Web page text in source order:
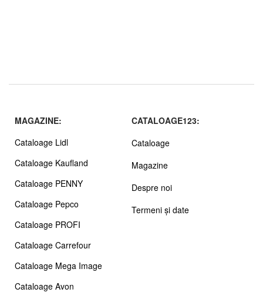
MAGAZINE:
Cataloage Lidl
Cataloage Kaufland
Cataloage PENNY
Cataloage Pepco
Cataloage PROFI
Cataloage Carrefour
Cataloage Mega Image
Cataloage Avon
CATALOAGE123:
Cataloage
Magazine
Despre noi
Termeni și date